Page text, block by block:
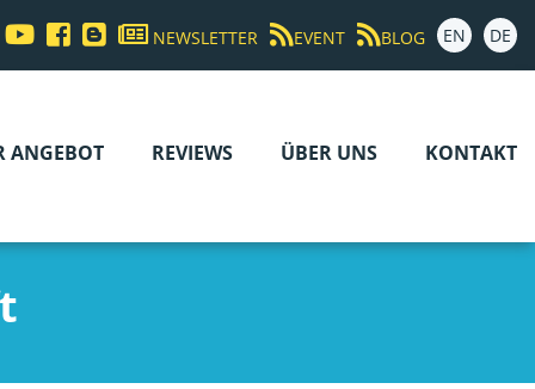
NEWSLETTER EVENT BLOG EN DE
ANGEBOT REVIEWS ÜBER UNS KONTAKT